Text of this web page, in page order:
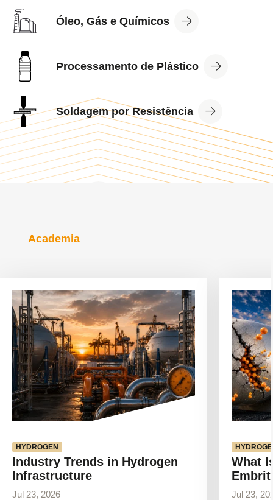
View
Industry
Óleo, Gás e Químicos
View
Industry
Processamento de Plástico
View
Industry
Soldagem por Resistência
Academia
Ver
artigo
HYDROGEN
Industry Trends in Hydrogen
Infrastructure
Jul 23, 2026
Ver
artigo
What
Jul 23,